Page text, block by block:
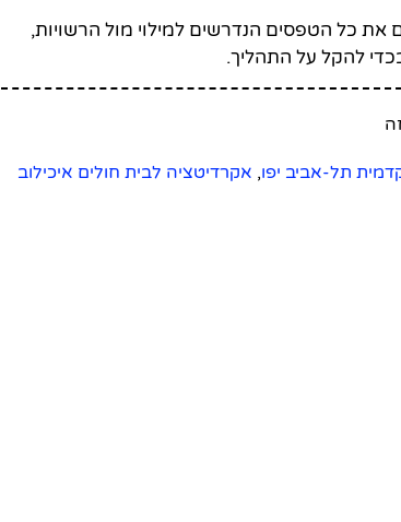
כל הטפסים הנדרשים למילוי מול הרשויות,
להקל על התהליך.
תל-אביב יפו, אקרדיטציה לבית חולים איכילוב